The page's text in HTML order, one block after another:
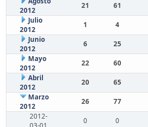
2012
21 61
Julio
2012
1 4
Junio
2012
6 25
Mayo
2012
22 60
Abril
2012
20 65
Marzo
2012
26 77
2012-
0 0